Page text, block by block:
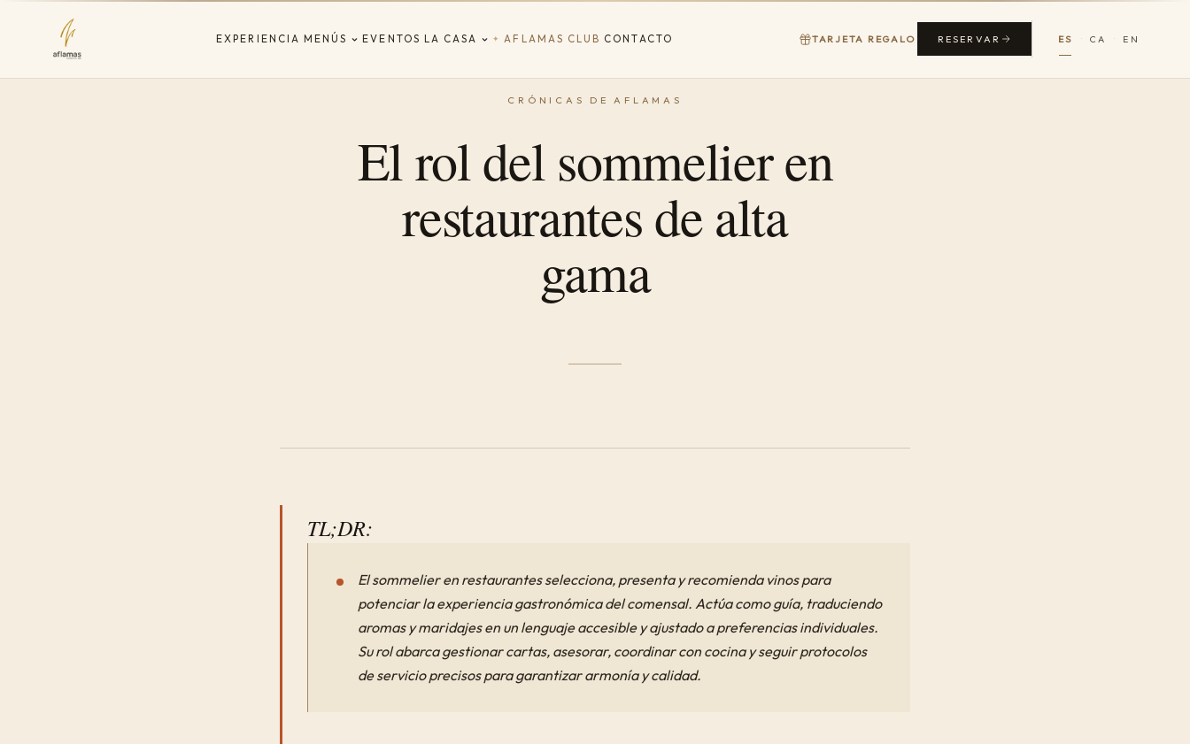
EXPERIENCIA MENÚS EVENTOS LA CASA ✦ AFLAMAS CLUB CONTACTO TARJETA REGALO RESERVAR ES · CA · EN
El rol del sommelier en
restaurantes de alta
gama
TL;DR:
El sommelier en restaurantes selecciona, presenta y recomienda vinos para
potenciar la experiencia gastronómica del comensal. Actúa como guía, traduciendo
aromas y maridajes en un lenguaje accesible y ajustado a preferencias individuales.
Su rol abarca gestionar cartas, asesorar, coordinar con cocina y seguir protocolos
de servicio precisos para garantizar armonía y calidad.